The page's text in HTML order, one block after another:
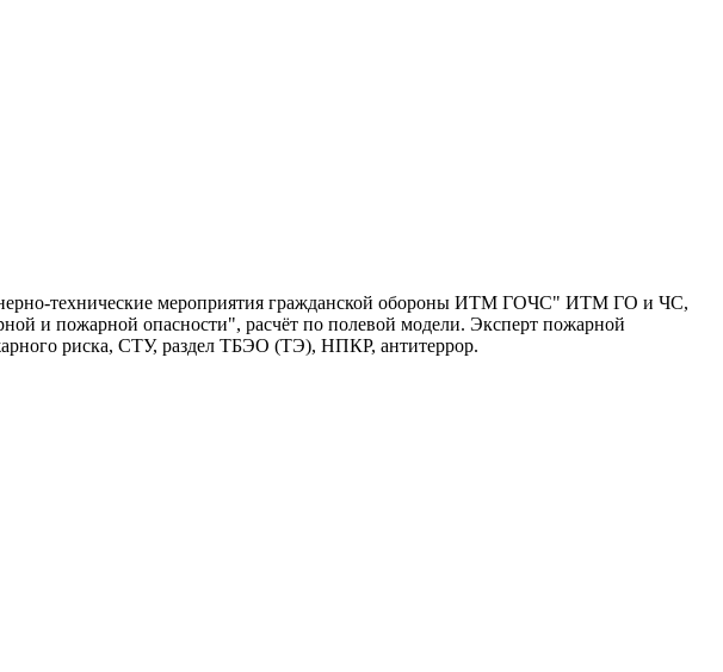
технические мероприятия гражданской обороны ИТМ ГОЧС" ИТМ ГО и ЧС,
и пожарной опасности", расчёт по полевой модели. Эксперт пожарной
риска, СТУ, раздел ТБЭО (ТЭ), НПКР, антитеррор.